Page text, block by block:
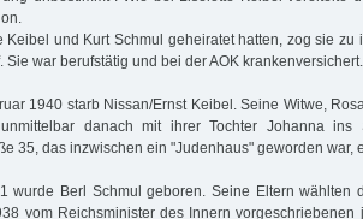
Keibel und Kurt Schmul geheiratet hatten, zog sie zu
Sie war berufstätig und bei der AOK krankenversichert.
1940 starb Nissan/Ernst Keibel. Seine Witwe,
danach mit ihrer Tochter Johanna ins
35, das inzwischen ein "Judenhaus" geworden war,
wurde Berl Schmul geboren. Seine Eltern wählten
vom Reichsminister des Innern vorgeschriebenen